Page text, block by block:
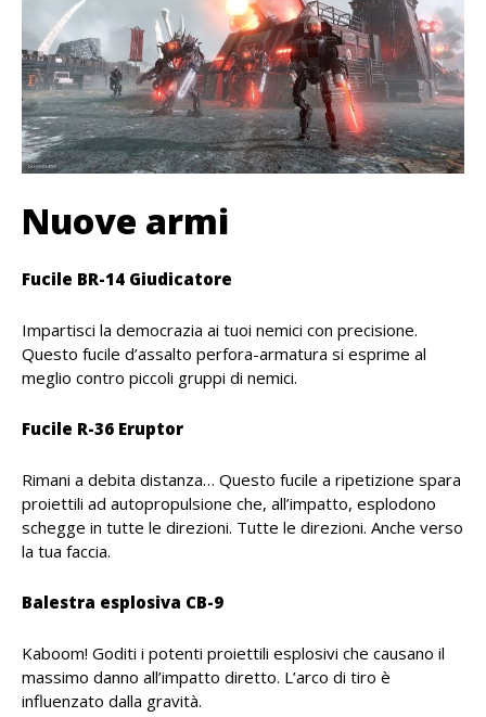
Nuove armi
Fucile BR-14 Giudicatore
Impartisci la democrazia ai tuoi nemici con precisione.
Questo fucile d’assalto perfora-armatura si esprime al
meglio contro piccoli gruppi di nemici.
Fucile R-36 Eruptor
Rimani a debita distanza… Questo fucile a ripetizione spara
proiettili ad autopropulsione che, all’impatto, esplodono
schegge in tutte le direzioni. Tutte le direzioni. Anche verso
la tua faccia.
Balestra esplosiva CB-9
Kaboom! Goditi i potenti proiettili esplosivi che causano il
massimo danno all’impatto diretto. L’arco di tiro è
influenzato dalla gravità.